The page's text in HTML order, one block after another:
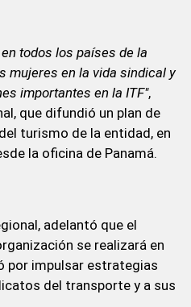
todos los países de la
mujeres en la vida sindical y
importantes en la ITF",
que difundió un plan de
turismo de la entidad, en
la oficina de Panamá.
adelantó que el
se realizará en
por impulsar estrategias
del transporte y a sus